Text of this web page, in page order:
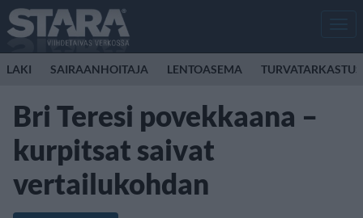
LAKI SAIRAANHOITAJA LENTOASEMA TURVATARKASTUS
Bri Teresi povekkaana –
kurpitsat saivat
vertailukohdan